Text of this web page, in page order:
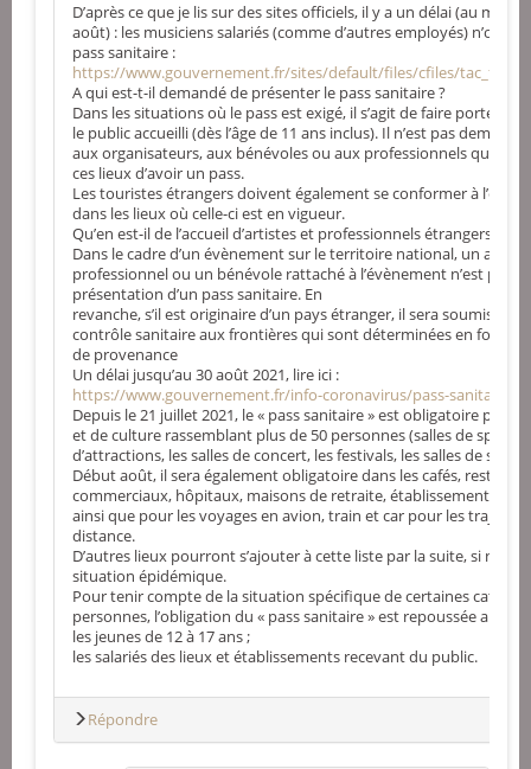
D’après ce que je lis sur des sites officiels, il y a un délai (au moins
août) : les musiciens salariés (comme d’autres employés) n’ont
pass sanitaire :
https://www.gouvernement.fr/sites/default/files/cfiles/
A qui est-t-il demandé de présenter le pass sanitaire ?
Dans les situations où le pass est exigé, il s’agit de faire porter
le public accueilli (dès l’âge de 11 ans inclus). Il n’est pas
aux organisateurs, aux bénévoles ou aux professionnels qui se
ces lieux d’avoir un pass.
Les touristes étrangers doivent également se conformer à
dans les lieux où celle-ci est en vigueur.
Qu’en est-il de l’accueil d’artistes et professionnels étrangers
Dans le cadre d’un évènement sur le territoire national, un
professionnel ou un bénévole rattaché à l’évènement n’est pas
présentation d’un pass sanitaire. En
revanche, s’il est originaire d’un pays étranger, il sera soumis aux
contrôle sanitaire aux frontières qui sont déterminées en
de provenance
Un délai jusqu’au 30 août 2021, lire ici :
https://www.gouvernement.fr/info-coronavirus/pass-sanitaire
Depuis le 21 juillet 2021, le « pass sanitaire » est obligatoire pour
et de culture rassemblant plus de 50 personnes (salles de
d’attractions, les salles de concert, les festivals, les salles de
Début août, il sera également obligatoire dans les cafés,
commerciaux, hôpitaux, maisons de retraite, établissements
ainsi que pour les voyages en avion, train et car pour les trajets
distance.
D’autres lieux pourront s’ajouter à cette liste par la suite, si
situation épidémique.
Pour tenir compte de la situation spécifique de certaines
personnes, l’obligation du « pass sanitaire » est repoussée au 30
les jeunes de 12 à 17 ans ;
les salariés des lieux et établissements recevant du public.
Répondre